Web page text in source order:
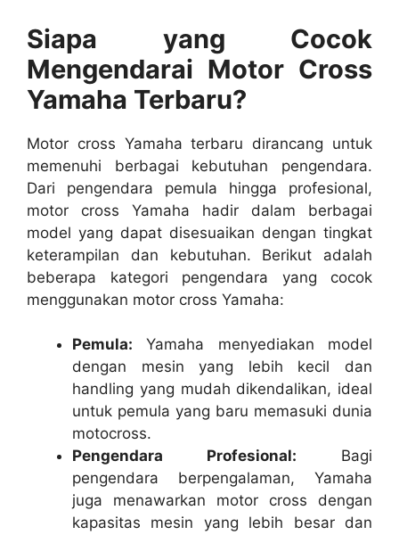
Siapa yang Cocok
Mengendarai Motor Cross
Yamaha Terbaru?
Motor cross Yamaha terbaru dirancang untuk
memenuhi berbagai kebutuhan pengendara.
Dari pengendara pemula hingga profesional,
motor cross Yamaha hadir dalam berbagai
model yang dapat disesuaikan dengan tingkat
keterampilan dan kebutuhan. Berikut adalah
beberapa kategori pengendara yang cocok
menggunakan motor cross Yamaha:
Pemula: Yamaha menyediakan model
dengan mesin yang lebih kecil dan
handling yang mudah dikendalikan, ideal
untuk pemula yang baru memasuki dunia
motocross.
Pengendara Profesional: Bagi
pengendara berpengalaman, Yamaha
juga menawarkan motor cross dengan
kapasitas mesin yang lebih besar dan